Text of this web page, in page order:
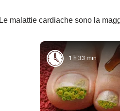
Le malattie cardiache sono la
1 h 33 min